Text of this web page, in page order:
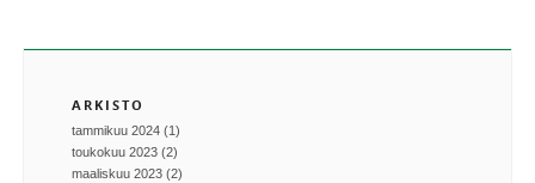
ARKISTO
tammikuu 2024 (1)
toukokuu 2023 (2)
maaliskuu 2023 (2)